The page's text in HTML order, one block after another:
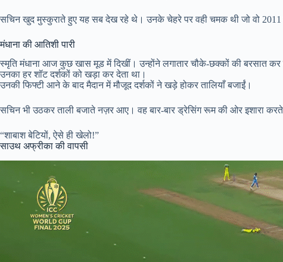
सचिन खुद मुस्कुराते हुए यह सब देख रहे थे। उनके चेहरे पर वही चमक थी जो वो 2011
मंधाना की आतिशी पारी
स्मृति मंधाना आज कुछ खास मूड में दिखीं। उन्होंने लगातार चौके-छक्कों की बरसात कर
उनका हर शॉट दर्शकों को खड़ा कर देता था।
उनकी फिफ्टी आने के बाद मैदान में मौजूद दर्शकों ने खड़े होकर तालियाँ बजाईं।
सचिन भी उठकर ताली बजाते नज़र आए। वह बार-बार ड्रेसिंग रूम की ओर इशारा
“शाबाश बेटियों, ऐसे ही खेलो!”
साउथ अफ्रीका की वापसी